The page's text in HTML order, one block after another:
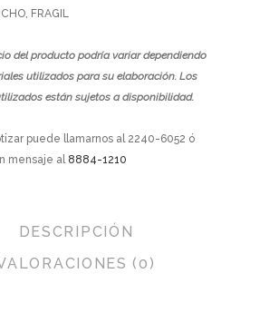
FRAGIL
del producto podría variar dependiendo
utilizados para su elaboración. Los
están sujetos a disponibilidad.
puede llamarnos al 2240-6052 ó
mensaje al 8884-1210
DESCRIPCIÓN
(0)